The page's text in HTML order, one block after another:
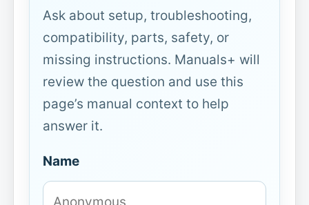
Ask about setup, troubleshooting,
compatibility, parts, safety, or
missing instructions. Manuals+ will
review the question and use this
page’s manual context to help
answer it.
Name